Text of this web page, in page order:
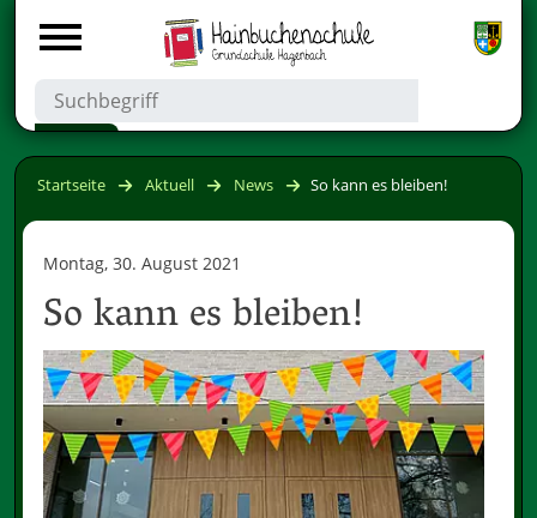
Startseite Aktuell News So kann es bleiben!
Montag, 30. August 2021
So kann es bleiben!